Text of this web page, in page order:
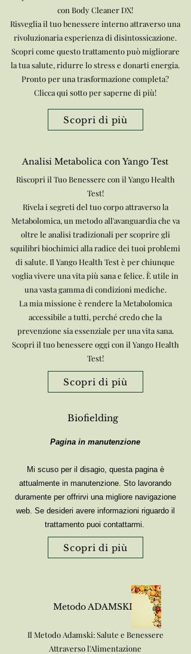
con Body Cleaner DX!
Risveglia il tuo benessere interno attraverso una
rivoluzionaria esperienza di disintossicazione.
Scopri come questo trattamento può migliorare
la tua salute, ridurre lo stress e donarti energia.
Pronto per una trasformazione completa?
Clicca qui sotto per saperne di più!
Scopri di più
Analisi Metabolica con Yango Test
Riscopri il Tuo Benessere con il Yango Health
Test!
Rivela i segreti del tuo corpo attraverso la
Metabolomica, un metodo all'avanguardia che va
oltre le analisi tradizionali per scoprire gli
squilibri biochimici alla radice dei tuoi problemi
di salute. Il Yango Health Test è per chiunque
voglia vivere una vita più sana e felice. È utile in
una vasta gamma di condizioni mediche.
La mia missione è rendere la Metabolomica
accessibile a tutti, perché credo che la
prevenzione sia essenziale per una vita sana.
Scopri il tuo benessere oggi con il Yango Health
Test!
Scopri di più
Biofielding
Pagina in manutenzione
Mi scuso per il disagio, questa pagina è
attualmente in manutenzione. Sto lavorando
duramente per offrirvi una migliore navigazione
web. Se desideri avere informazioni riguardo il
trattamento puoi contattarmi.
Scopri di più
Metodo ADAMSKI
Il Metodo Adamski: Salute e Benessere
Attraverso l'Alimentazione